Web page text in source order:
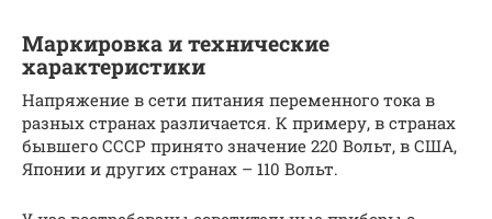
Маркировка и технические
характеристики
Напряжение в сети питания переменного тока в
разных странах различается. К примеру, в странах
бывшего СССР принято значение 220 Вольт, в США,
Японии и других странах – 110 Вольт.